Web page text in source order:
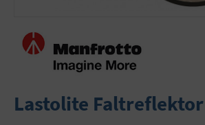
Lastolite